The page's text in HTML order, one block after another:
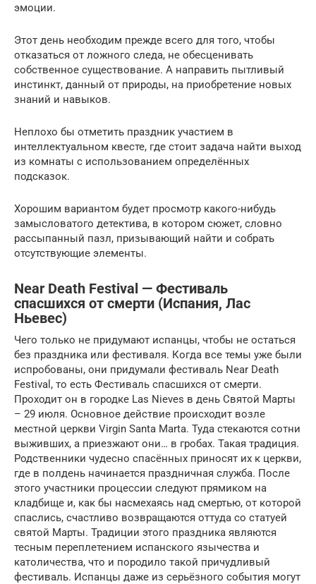
эмоции.
Этот день необходим прежде всего для того, чтобы
отказаться от ложного следа, не обесценивать
собственное существование. А направить пытливый
инстинкт, данный от природы, на приобретение новых
знаний и навыков.
Неплохо бы отметить праздник участием в
интеллектуальном квесте, где стоит задача найти выход
из комнаты с использованием определённых
подсказок.
Хорошим вариантом будет просмотр какого-нибудь
замысловатого детектива, в котором сюжет, словно
рассыпанный пазл, призывающий найти и собрать
отсутствующие элементы.
Near Death Festival — Фестиваль
спасшихся от смерти (Испания, Лас
Ньевес)
Чего только не придумают испанцы, чтобы не остаться
без праздника или фестиваля. Когда все темы уже были
испробованы, они придумали фестиваль Near Death
Festival, то есть Фестиваль спасшихся от смерти.
Проходит он в городке Las Nieves в день Святой Марты
– 29 июля. Основное действие происходит возле
местной церкви Virgin Santa Marta. Туда стекаются сотни
выживших, а приезжают они… в гробах. Такая традиция.
Родственники чудесно спасённых приносят их к церкви,
где в полдень начинается праздничная служба. После
этого участники процессии следуют прямиком на
кладбище и, как бы насмехаясь над смертью, от которой
спаслись, счастливо возвращаются оттуда со статуей
святой Марты. Традиции этого праздника являются
тесным переплетением испанского язычества и
католичества, что и породило такой причудливый
фестиваль. Испанцы даже из серьёзного события могут